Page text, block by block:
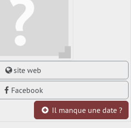
site web
Facebook
Il manque une date ?